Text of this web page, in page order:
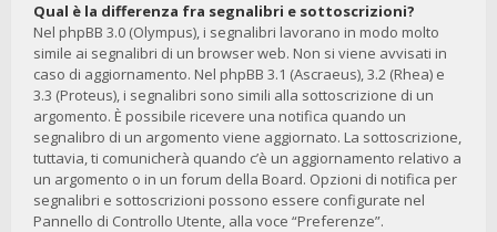
Qual è la differenza fra segnalibri e sottoscrizioni?
Nel phpBB 3.0 (Olympus), i segnalibri lavorano in modo molto
simile ai segnalibri di un browser web. Non si viene avvisati in
caso di aggiornamento. Nel phpBB 3.1 (Ascraeus), 3.2 (Rhea) e
3.3 (Proteus), i segnalibri sono simili alla sottoscrizione di un
argomento. È possibile ricevere una notifica quando un
segnalibro di un argomento viene aggiornato. La sottoscrizione,
tuttavia, ti comunicherà quando c’è un aggiornamento relativo a
un argomento o in un forum della Board. Opzioni di notifica per
segnalibri e sottoscrizioni possono essere configurate nel
Pannello di Controllo Utente, alla voce “Preferenze”.